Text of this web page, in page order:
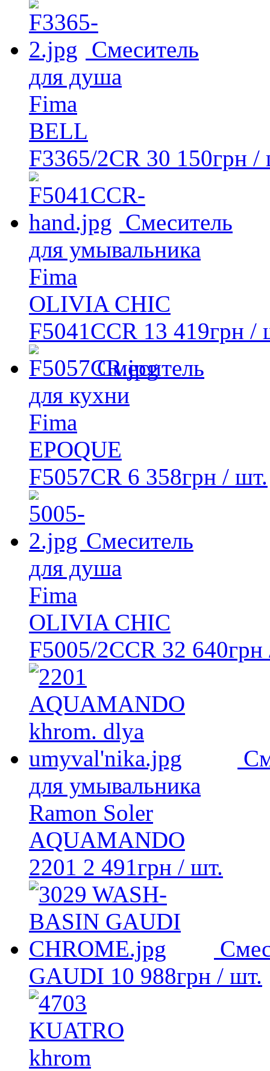
Смеситель
для душа
Fima
BELL
F3365/2CR 30 150грн /
Смеситель
для умывальника
Fima
OLIVIA CHIC
F5041CCR 13 419грн /
Смеситель
для кухни
Fima
EPOQUE
F5057CR 6 358грн / шт.
Смеситель
для душа
Fima
OLIVIA CHIC
F5005/2CCR 32 640грн
для умывальника
Ramon Soler
AQUAMANDO
2201 2 491грн / шт.
GAUDI 10 988грн / шт.